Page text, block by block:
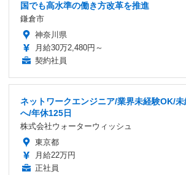
国でも高水準の働き方改革を推進
鎌倉市
神奈川県
月給30万2,480円～
契約社員
ネットワークエンジニア/業界未経験OK/
へ/年休125日
株式会社ウォーターウィッシュ
東京都
月給22万円
正社員